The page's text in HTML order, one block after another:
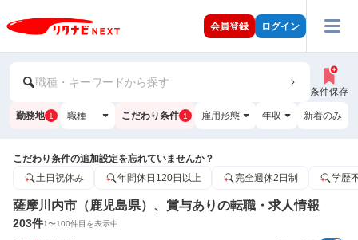
会員登録 ログイン
職種・キーワードから探す
条件保存
勤務地 1 職種 こだわり条件 1 雇用形態 年収 新着のみ
こだわり条件の追加設定を忘れていませんか？
土日祝休み
年間休日120日以上 完全週休2日制 学歴
薩摩川内市（鹿児島県）、賞与ありの転職・求人情報
203件1〜100件目を表示中